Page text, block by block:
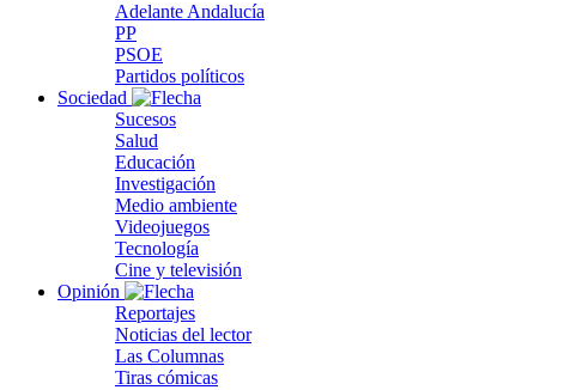
Adelante Andalucía
PP
PSOE
Partidos políticos
Sociedad
Sucesos
Salud
Educación
Investigación
Medio ambiente
Videojuegos
Tecnología
Cine y televisión
Opinión
Reportajes
Noticias del lector
Las Columnas
Tiras cómicas